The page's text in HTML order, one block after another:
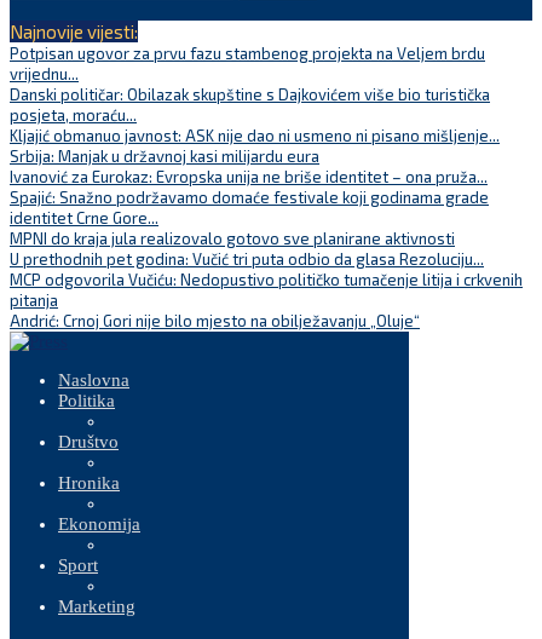
Najnovije vijesti:
Potpisan ugovor za prvu fazu stambenog projekta na Veljem brdu
vrijednu...
Danski političar: Obilazak skupštine s Dajkovićem više bio turistička
posjeta, moraću...
Kljajić obmanuo javnost: ASK nije dao ni usmeno ni pisano mišljenje...
Srbija: Manjak u državnoj kasi milijardu eura
Ivanović za Eurokaz: Evropska unija ne briše identitet – ona pruža...
Spajić: Snažno podržavamo domaće festivale koji godinama grade
identitet Crne Gore...
MPNI do kraja jula realizovalo gotovo sve planirane aktivnosti
U prethodnih pet godina: Vučić tri puta odbio da glasa Rezoluciju...
MCP odgovorila Vučiću: Nedopustivo političko tumačenje litija i crkvenih
pitanja
Andrić: Crnoj Gori nije bilo mjesto na obilježavanju „Oluje“
Naslovna
Politika
Društvo
Hronika
Ekonomija
Sport
Marketing